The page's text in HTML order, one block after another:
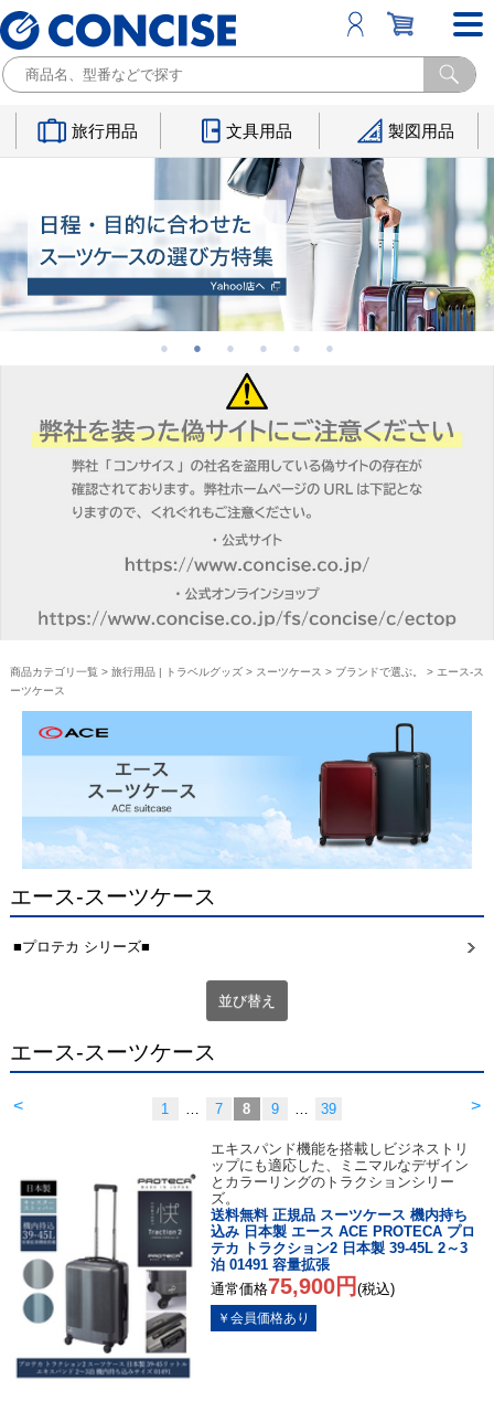
旅行用品 文具用品 製図用品
商品カテゴリ一覧 > 旅行用品 | トラベルグッズ> スーツケース > ブランドで選ぶ。
> エース-ス
ーツケース
エース-スーツケース
■プロテカ シリーズ■
並び替え
エース-スーツケース
< >
1 … 7 8 9 … 39
エキスパンド機能を搭載しビジネストリ
ップにも適応した、ミニマルなデザイン
とカラーリングのトラクションシリー
ズ。
送料無料 正規品 スーツケース 機内持ち
込み 日本製 エース ACE PROTECA プロ
テカ トラクション2 日本製 39-45L 2～3
泊 01491 容量拡張
通常価格75,900円 (税込)